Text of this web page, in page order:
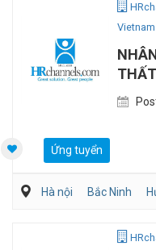
Vietnam
Ứng tuyển
Hà nội Bắc Ninh